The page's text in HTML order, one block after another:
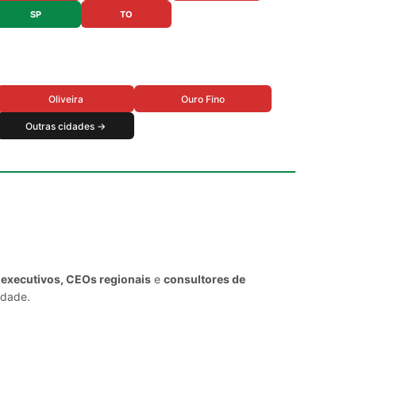
SP TO
Oliveira Ouro Fino
Outras cidades →
CEOs regionais e consultores de